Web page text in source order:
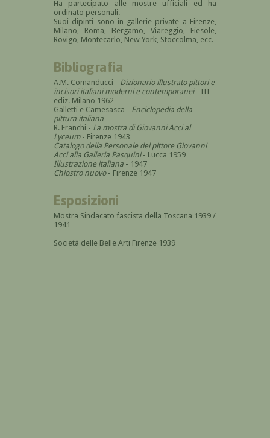
Ha partecipato alle mostre ufficiali ed ha
ordinato personali.
Suoi dipinti sono in gallerie private a Firenze,
Milano, Roma, Bergamo, Viareggio, Fiesole,
Rovigo, Montecarlo, New York, Stoccolma, ecc.
Bibliografia
A.M. Comanducci - Dizionario illustrato pittori e
incisori italiani moderni e contemporanei- III
ediz. Milano 1962
Galletti e Camesasca - Enciclopedia della
pittura italiana
R. Franchi - La mostra di Giovanni Acci al
Lyceum- Firenze 1943
Catalogo della Personale del pittore Giovanni
Acci alla Galleria Pasquini- Lucca 1959
Illustrazione italiana - 1947
Chiostro nuovo- Firenze 1947
Esposizioni
Mostra Sindacato fascista della Toscana 1939 /
1941
Società delle Belle Arti Firenze 1939